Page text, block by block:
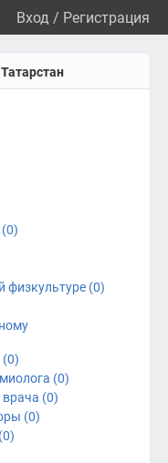
Вход / Регистрация
физкультуре (0)
(0)
(0)
(0)
(0)